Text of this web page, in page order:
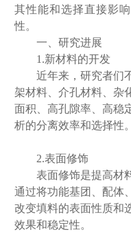
其性能和选择直接影
性。
一、研究进展
1.新材料的开发
近年来，研究者们不
架材料、介孔材料、杂
面积、高孔隙率、高稳
析的分离效率和选择性。
2.表面修饰
表面修饰是提高材料
通过将功能基团、配体
改变填料的表面性质和
效果和稳定性。